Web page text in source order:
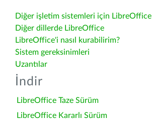
Diğer işletim sistemleri için LibreOffice
Diğer dillerde LibreOffice
LibreOffice'i nasıl kurabilirim?
Sistem gereksinimleri
Uzantılar
İndir
LibreOffice Taze Sürüm
LibreOffice Kararlı Sürüm